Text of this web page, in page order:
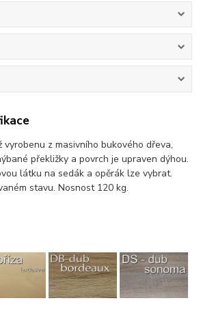
vyrobenu z masivního bukového dřeva,
překližky a povrch je upraven dýhou.
látku na sedák a opěrák lze vybrat.
stavu. Nosnost 120 kg.